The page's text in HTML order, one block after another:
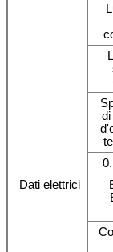
Dati elettrici